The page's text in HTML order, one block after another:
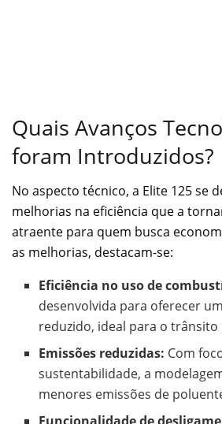
Quais Avanços
foram Introduzidos?
No aspecto técnico, a Elite 125 se
melhorias na eficiência que a
atraente para quem busca
as melhorias, destacam-se:
Eficiência no uso de
desenvolvida para oferecer
reduzido, ideal para o trânsito
Emissões reduzidas: Com
sustentabilidade, a
menores emissões de